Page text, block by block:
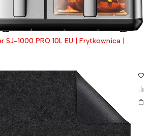
1000 PRO 10L EU | Frytkownica |